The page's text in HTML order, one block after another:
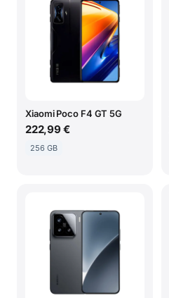
Xiaomi Poco F4 GT 5G
222,99 €
256 GB